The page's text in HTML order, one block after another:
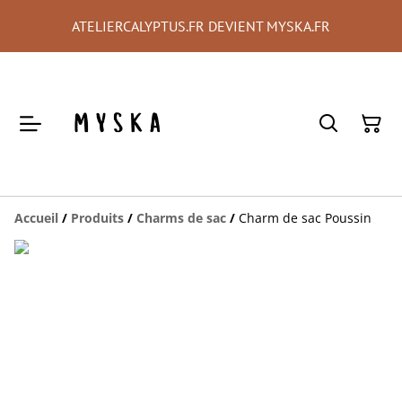
ATELIERCALYPTUS.FR DEVIENT MYSKA.FR
Accueil / Produits / Charms de sac / Charm de sac Poussin